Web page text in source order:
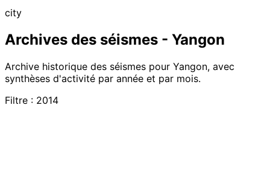
city
Archives des séismes - Yangon
Archive historique des séismes pour Yangon, avec
synthèses d'activité par année et par mois.
Filtre : 2014